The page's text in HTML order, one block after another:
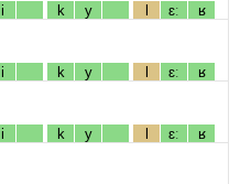
i k y l ɛː ʁ
i k y l ɛː ʁ
i k y l ɛː ʁ